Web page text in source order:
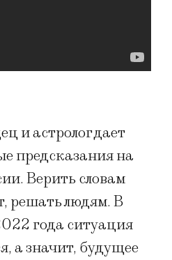
и астролог дает
предсказания на
Верить словам
решать людям. В
года ситуация
а значит, будущее